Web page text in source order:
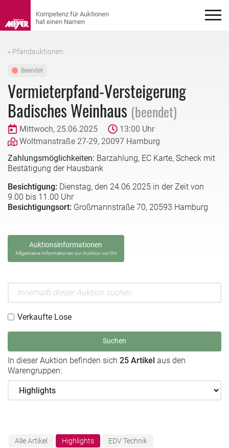
« Pfandauktionen
Beendet
Vermieterpfand-Versteigerung
Badisches Weinhaus (beendet)
Mittwoch, 25.06.2025
13:00 Uhr
Woltmanstraße 27-29, 20097 Hamburg
Zahlungsmöglichkeiten: Barzahlung, EC Karte, Scheck mit
Bestätigung der Hausbank
Besichtigung: Dienstag, den 24.06.2025 in der Zeit von
9.00 bis 11.00 Uhr
Besichtigungsort: Großmannstraße 70, 20593 Hamburg
Auktionsinformationen
Allgemeine Informationen zur Auktion vor Ort
Verkaufte Lose
Suchen
In dieser Auktion befinden sich 25 Artikel aus den
Warengruppen:
Alle Artikel Highlights
EDV Technik